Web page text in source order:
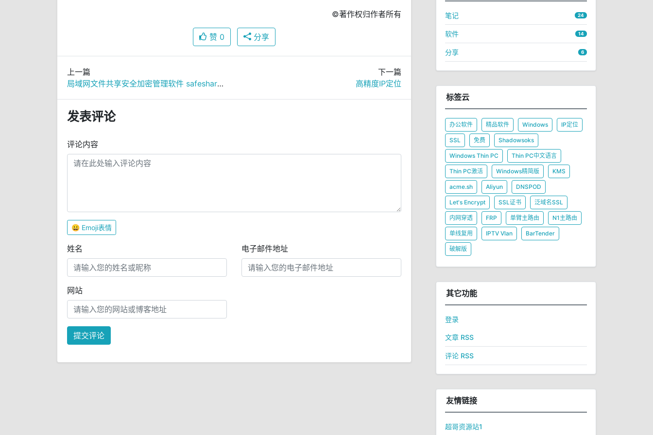
©著作权归作者所有
赞 0 分享
上一篇
局域网文件共享安全加密管理软件 safeshare v10.2 补丁破解版免费下载
下一篇
高精度IP定位
发表评论
评论内容
😀 Emoji表情
姓名 电子邮件地址
网站
提交评论
笔记 24
软件 14
分享 6
标签云
办公软件 精品软件 Windows IP定位
SSL 免费 Shadowsoks
Windows Thin PC Thin PC中文语言
Thin PC激活 Windows精简版 KMS
acme.sh Aliyun DNSPOD
Let's Encrypt SSL证书 泛域名SSL
内网穿透 FRP 单臂主路由 N1主路由
单线复用 IPTV Vlan BarTender
破解版
其它功能
登录
文章 RSS
评论 RSS
友情链接
超哥资源站1